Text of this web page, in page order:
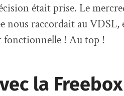
était prise. Le
nous raccordait au
fonctionnelle ! Au top !
la Freebox